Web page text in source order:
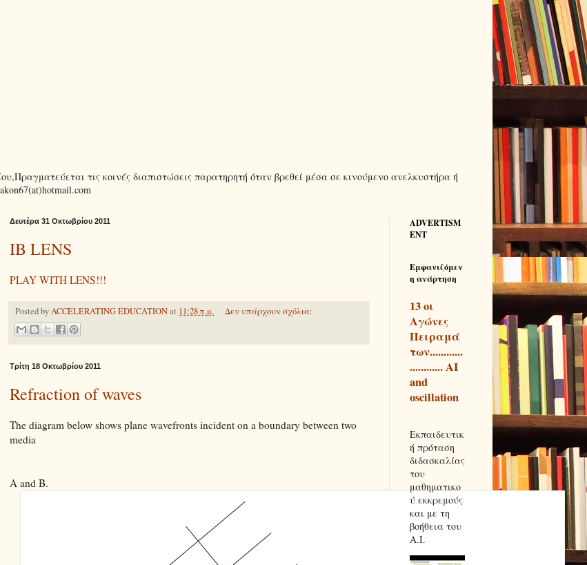
τις κοινές διαπιστώσεις παρατηρητή όταν βρεθεί μέσα σε κινούμενο ανελκυστήρα ή
Δευτέρα 31 Οκτωβρίου 2011
IB LENS
PLAY WITH LENS!!!
Posted byACCELERATING EDUCATIONat 11:28 π.μ. Δεν υπάρχουν σχόλια:
Τρίτη 18 Οκτωβρίου 2011
Refraction of waves
The diagram below shows plane wavefronts incident on a boundary between two
media
A and B.
ADVERTISM
ENT
Εμφανιζόμεν
η ανάρτηση
13 οι
Αγώνες
Πειραμά
των............
............ AI
and
oscillation
Εκπαιδευτικ
ή πρόταση
διδασκαλίας
του
μαθηματικο
ύ εκκρεμούς
και με τη
βοήθεια του
Α.Ι.